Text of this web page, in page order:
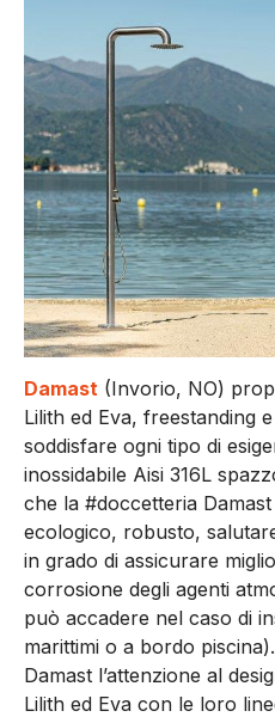
Damast (Invorio, NO)
Lilith ed Eva, freestanding
soddisfare ogni tipo di
inossidabile Aisi 316L
che la #doccetteria
ecologico, robusto,
in grado di assicurare
corrosione degli agenti
può accadere nel caso di
marittimi o a bordo
Damast l’attenzione al
Lilith ed Eva con le loro